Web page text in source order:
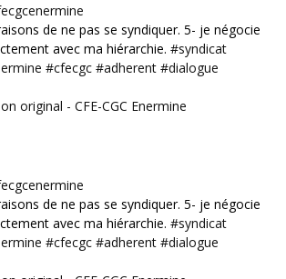
de ne pas se syndiquer. 5- je négocie
avec ma hiérarchie. #syndicat
#cfecgc #adherent #dialogue
original - CFE-CGC Enermine
de ne pas se syndiquer. 5- je négocie
avec ma hiérarchie. #syndicat
#cfecgc #adherent #dialogue